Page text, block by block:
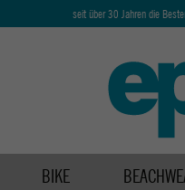
seit über 30 Jahren die
BIKE